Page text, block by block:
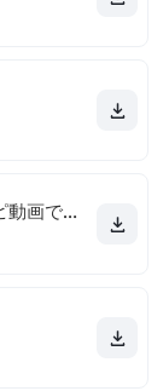
クラシル - 毎日の献立に！レシピ動画で料理がおいしく作れる